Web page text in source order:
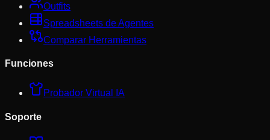
Outfits
Spreadsheets de Agentes
Comparar Herramientas
Funciones
Probador Virtual IA
Soporte